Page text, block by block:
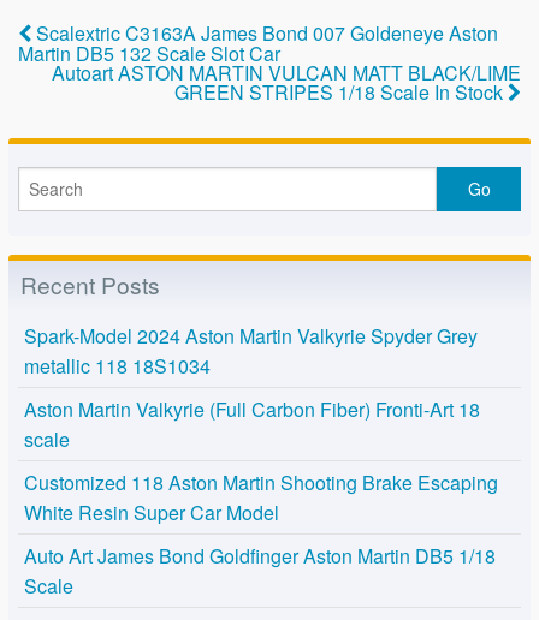
o
k
Scalextric C3163A James Bond 007 Goldeneye Aston
Martin DB5 132 Scale Slot Car
Autoart ASTON MARTIN VULCAN MATT BLACK/LIME
GREEN STRIPES 1/18 Scale In Stock
Recent Posts
Spark-Model 2024 Aston Martin Valkyrie Spyder Grey
metallic 118 18S1034
Aston Martin Valkyrie (Full Carbon Fiber) Fronti-Art 18
scale
Customized 118 Aston Martin Shooting Brake Escaping
White Resin Super Car Model
Auto Art James Bond Goldfinger Aston Martin DB5 1/18
Scale